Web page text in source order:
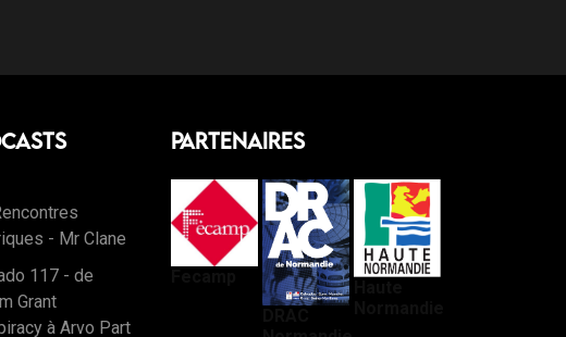
- Mr Clane
117 - de
Grant
à Arvo Part
Partenaires